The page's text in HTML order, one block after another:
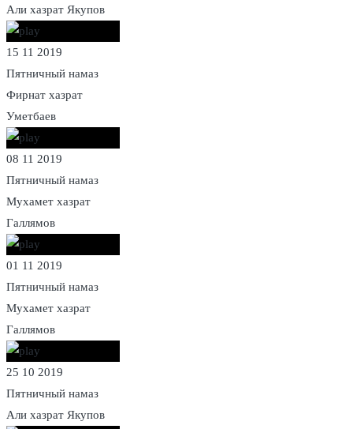
Али хазрат Якупов
15 11 2019
Пятничный намаз
Фирнат хазрат
Уметбаев
08 11 2019
Пятничный намаз
Мухамет хазрат
Галлямов
01 11 2019
Пятничный намаз
Мухамет хазрат
Галлямов
25 10 2019
Пятничный намаз
Али хазрат Якупов